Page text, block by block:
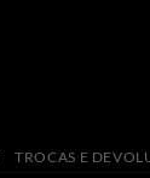
TROCAS E